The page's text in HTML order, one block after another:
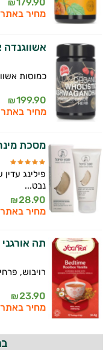
₪
מחיר באתר
אשווגנדה
כמוסות
199.90
₪
מחיר באתר
מסכת
פילינג
נבט...
28.90
₪
מחיר באתר
תה אורגני
רויבוש,
23.90
₪
מחיר באתר